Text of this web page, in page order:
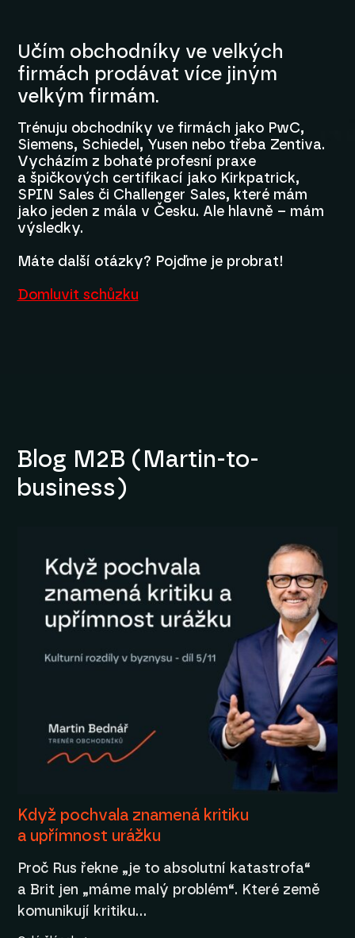
Učím obchodníky ve velkých
firmách prodávat více jiným
velkým firmám.
Trénuju obchodníky ve firmách jako PwC,
Siemens, Schiedel, Yusen nebo třeba Zentiva.
Vycházím z bohaté profesní praxe
a špičkových certifikací jako Kirkpatrick,
SPIN Sales či Challenger Sales, které mám
jako jeden z mála v Česku. Ale hlavně – mám
výsledky.
Máte další otázky? Pojďme je probrat!
Domluvit schůzku
Blog M2B (Martin-to-
business)
Když pochvala znamená kritiku
a upřímnost urážku
Proč Rus řekne „je to absolutní katastrofa“
a Brit jen „máme malý problém“. Které země
komunikují kritiku…